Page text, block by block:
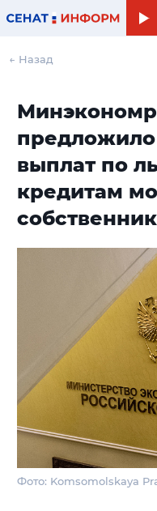
← Назад
предложило
выплат по
кредитам
Фото: Komsomolskaya